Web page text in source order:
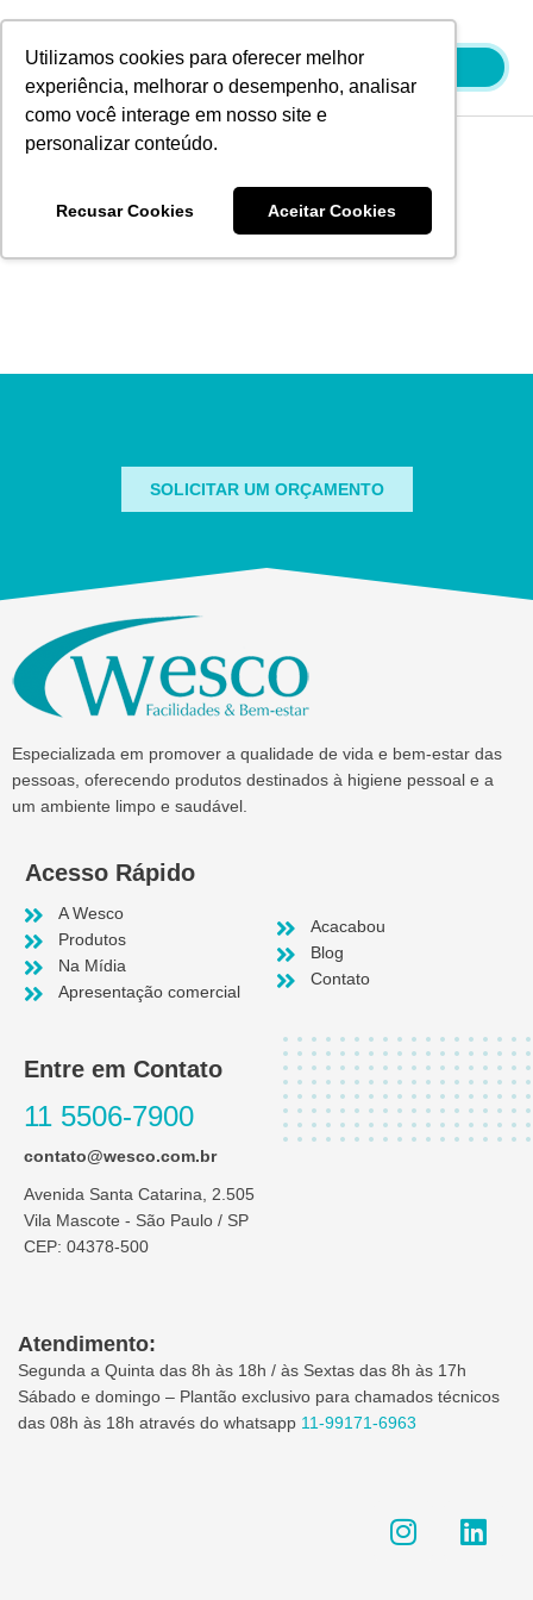
Utilizamos cookies para oferecer melhor
experiência, melhorar o desempenho, analisar
como você interage em nosso site e
personalizar conteúdo.
Recusar Cookies Aceitar Cookies
conteúdo
Blog
SOLICITAR UM ORÇAMENTO
Especializada em promover a qualidade de vida e bem-estar das
pessoas, oferecendo produtos destinados à higiene pessoal e a
um ambiente limpo e saudável.
Acesso Rápido
A Wesco
Produtos
Na Mídia
Apresentação comercial
Acacabou
Blog
Contato
Entre em Contato
11 5506-7900
contato@wesco.com.br
Avenida Santa Catarina, 2.505
Vila Mascote - São Paulo / SP
CEP: 04378-500
Atendimento:
Segunda a Quinta das 8h às 18h / às Sextas das 8h às 17h
Sábado e domingo – Plantão exclusivo para chamados técnicos
das 08h às 18h através do whatsapp 11-99171-6963
n i